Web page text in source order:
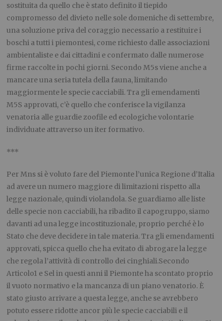
sostituita da quello che è stato definito il tiepido
compromesso del divieto nelle sole domeniche di settembre,
una soluzione priva del coraggio necessario a restituire i
boschi a tutti i piemontesi, come richiesto dalle associazioni
ambientaliste e dai cittadini e confermato dalle numerose
firme raccolte in pochi giorni. Secondo M5s viene anche a
mancare una seria tutela della fauna, limitando
maggiormente le specie cacciabili. Tra gli emendamenti
M5S approvati, c’è quello che conferisce la vigilanza
venatoria alle guardie zoofile ed ecologiche volontarie
individuate attraverso un iter formativo.
***
Per Mns si è voluto fare del Piemonte l’unica Regione d’Italia
ad avere un numero maggiore di limitazioni rispetto alla
legge nazionale, quindi violandola. Se guardiamo alle liste
delle specie non cacciabili, ha ribadito il capogruppo, siamo
davanti ad una legge incostituzionale, proprio perché è lo
Stato che deve decidere in tale materia. Tra gli emendamenti
approvati, spicca quello che ha evitato di abrogare la legge
che regola l’attività di controllo dei cinghiali.Secondo
Articolo1 e Sel in questi anni il Piemonte ha scontato proprio
il vuoto normativo e la mancanza di un piano venatorio. È
stato giusto arrivare a questa legge, anche se avrebbero
potuto essere ridotte ancor più le specie cacciabili e il